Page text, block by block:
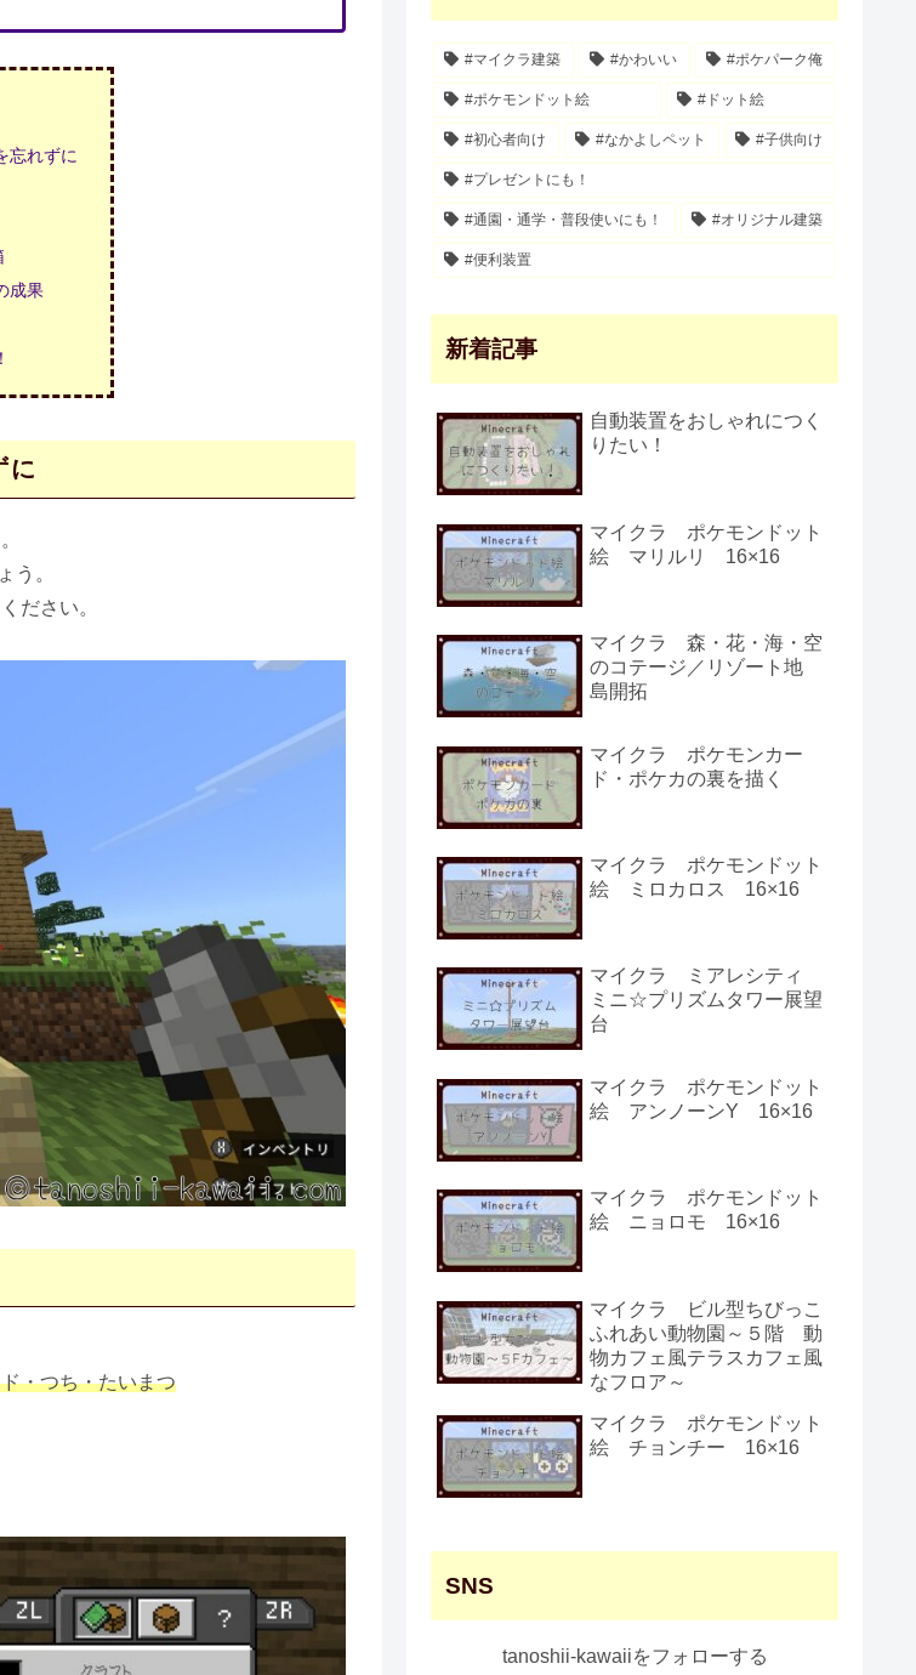
忘れずに
成果
に
う。
ださい。
・つち・たいまつ
#マイクラ建築 #かわいい #ポケパーク俺
#ポケモンドット絵 #ドット絵
#初心者向け #なかよしペット #子供向け
#プレゼントにも！
#通園・通学・普段使いにも！ #オリジナル建築
#便利装置
新着記事
自動装置をおしゃれにつく
りたい！
マイクラ ポケモンドット
絵 マリルリ 16×16
マイクラ 森・花・海・空
のコテージ／リゾート地
島開拓
マイクラ ポケモンカー
ド・ポケカの裏を描く
マイクラ ポケモンドット
絵 ミロカロス 16×16
マイクラ ミアレシティ
ミニ☆プリズムタワー展望
台
マイクラ ポケモンドット
絵 アンノーンY 16×16
マイクラ ポケモンドット
絵 ニョロモ 16×16
マイクラ ビル型ちびっこ
ふれあい動物園～５階 動
物カフェ風テラスカフェ風
なフロア～
マイクラ ポケモンドット
絵 チョンチー 16×16
SNS
tanoshii-kawaiiをフォローする